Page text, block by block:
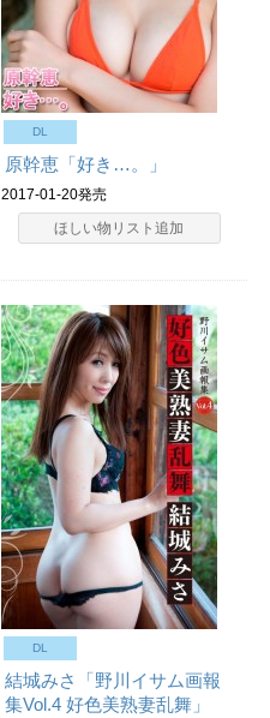
DL
原幹恵「好き…。」
2017-01-20発売
ほしい物リスト追加
DL
結城みさ「野川イサム画報
集Vol.4 好色美熟妻乱舞」